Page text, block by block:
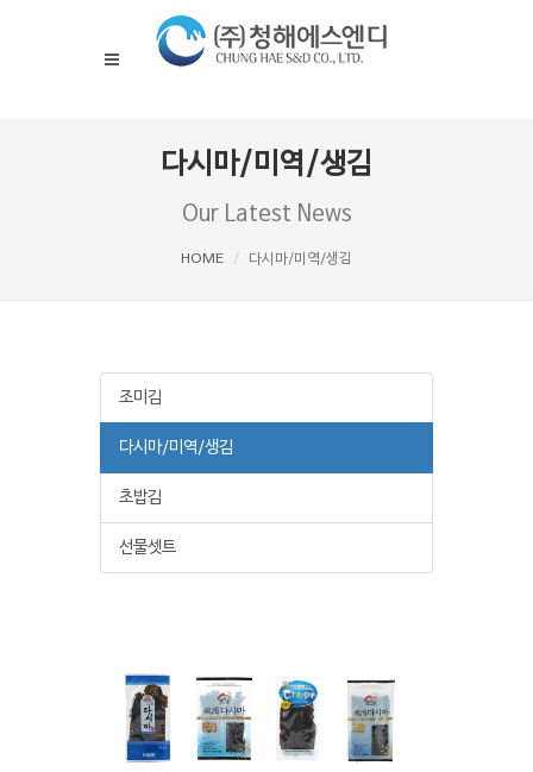
다시마/미역/생김
Our Latest News
HOME 다시마/미역/생김
조미김
다시마/미역/생김
초밥김
선물셋트